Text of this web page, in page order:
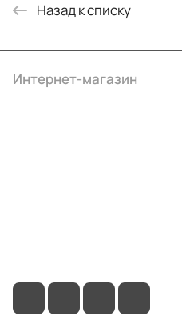
Назад к списку
Интернет-магазин